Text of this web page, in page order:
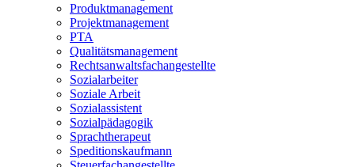
Produktmanagement
Projektmanagement
PTA
Qualitätsmanagement
Rechtsanwaltsfachangestellte
Sozialarbeiter
Soziale Arbeit
Sozialassistent
Sozialpädagogik
Sprachtherapeut
Speditionskaufmann